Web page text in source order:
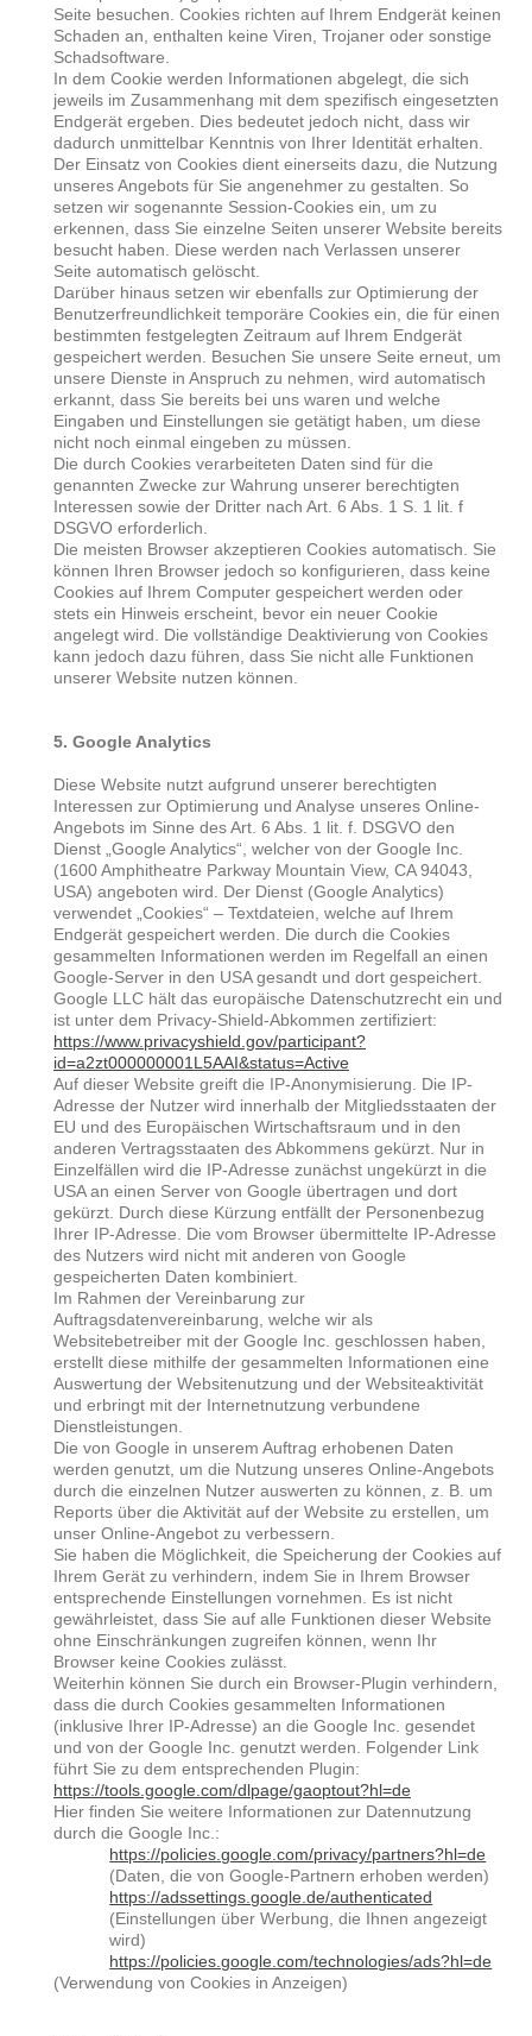
Seite besuchen. Cookies richten auf Ihrem Endgerät keinen
Schaden an, enthalten keine Viren, Trojaner oder sonstige
Schadsoftware.
In dem Cookie werden Informationen abgelegt, die sich
jeweils im Zusammenhang mit dem spezifisch eingesetzten
Endgerät ergeben. Dies bedeutet jedoch nicht, dass wir
dadurch unmittelbar Kenntnis von Ihrer Identität erhalten.
Der Einsatz von Cookies dient einerseits dazu, die Nutzung
unseres Angebots für Sie angenehmer zu gestalten. So
setzen wir sogenannte Session-Cookies ein, um zu
erkennen, dass Sie einzelne Seiten unserer Website bereits
besucht haben. Diese werden nach Verlassen unserer
Seite automatisch gelöscht.
Darüber hinaus setzen wir ebenfalls zur Optimierung der
Benutzerfreundlichkeit temporäre Cookies ein, die für einen
bestimmten festgelegten Zeitraum auf Ihrem Endgerät
gespeichert werden. Besuchen Sie unsere Seite erneut, um
unsere Dienste in Anspruch zu nehmen, wird automatisch
erkannt, dass Sie bereits bei uns waren und welche
Eingaben und Einstellungen sie getätigt haben, um diese
nicht noch einmal eingeben zu müssen.
Die durch Cookies verarbeiteten Daten sind für die
genannten Zwecke zur Wahrung unserer berechtigten
Interessen sowie der Dritter nach Art. 6 Abs. 1 S. 1 lit. f
DSGVO erforderlich.
Die meisten Browser akzeptieren Cookies automatisch. Sie
können Ihren Browser jedoch so konfigurieren, dass keine
Cookies auf Ihrem Computer gespeichert werden oder
stets ein Hinweis erscheint, bevor ein neuer Cookie
angelegt wird. Die vollständige Deaktivierung von Cookies
kann jedoch dazu führen, dass Sie nicht alle Funktionen
unserer Website nutzen können.
5. Google Analytics
Diese Website nutzt aufgrund unserer berechtigten
Interessen zur Optimierung und Analyse unseres Online-
Angebots im Sinne des Art. 6 Abs. 1 lit. f. DSGVO den
Dienst „Google Analytics“, welcher von der Google Inc.
(1600 Amphitheatre Parkway Mountain View, CA 94043,
USA) angeboten wird. Der Dienst (Google Analytics)
verwendet „Cookies“ – Textdateien, welche auf Ihrem
Endgerät gespeichert werden. Die durch die Cookies
gesammelten Informationen werden im Regelfall an einen
Google-Server in den USA gesandt und dort gespeichert.
Google LLC hält das europäische Datenschutzrecht ein und
ist unter dem Privacy-Shield-Abkommen zertifiziert:
https://www.privacyshield.gov/participant?
id=a2zt000000001L5AAI&status=Active
Auf dieser Website greift die IP-Anonymisierung. Die IP-
Adresse der Nutzer wird innerhalb der Mitgliedsstaaten der
EU und des Europäischen Wirtschaftsraum und in den
anderen Vertragsstaaten des Abkommens gekürzt. Nur in
Einzelfällen wird die IP-Adresse zunächst ungekürzt in die
USA an einen Server von Google übertragen und dort
gekürzt. Durch diese Kürzung entfällt der Personenbezug
Ihrer IP-Adresse. Die vom Browser übermittelte IP-Adresse
des Nutzers wird nicht mit anderen von Google
gespeicherten Daten kombiniert.
Im Rahmen der Vereinbarung zur
Auftragsdatenvereinbarung, welche wir als
Websitebetreiber mit der Google Inc. geschlossen haben,
erstellt diese mithilfe der gesammelten Informationen eine
Auswertung der Websitenutzung und der Websiteaktivität
und erbringt mit der Internetnutzung verbundene
Dienstleistungen.
Die von Google in unserem Auftrag erhobenen Daten
werden genutzt, um die Nutzung unseres Online-Angebots
durch die einzelnen Nutzer auswerten zu können, z. B. um
Reports über die Aktivität auf der Website zu erstellen, um
unser Online-Angebot zu verbessern.
Sie haben die Möglichkeit, die Speicherung der Cookies auf
Ihrem Gerät zu verhindern, indem Sie in Ihrem Browser
entsprechende Einstellungen vornehmen. Es ist nicht
gewährleistet, dass Sie auf alle Funktionen dieser Website
ohne Einschränkungen zugreifen können, wenn Ihr
Browser keine Cookies zulässt.
Weiterhin können Sie durch ein Browser-Plugin verhindern,
dass die durch Cookies gesammelten Informationen
(inklusive Ihrer IP-Adresse) an die Google Inc. gesendet
und von der Google Inc. genutzt werden. Folgender Link
führt Sie zu dem entsprechenden Plugin:
https://tools.google.com/dlpage/gaoptout?hl=de
Hier finden Sie weitere Informationen zur Datennutzung
durch die Google Inc.:
https://policies.google.com/privacy/partners?hl=de
(Daten, die von Google-Partnern erhoben werden)
https://adssettings.google.de/authenticated
(Einstellungen über Werbung, die Ihnen angezeigt
wird)
https://policies.google.com/technologies/ads?hl=de
(Verwendung von Cookies in Anzeigen)